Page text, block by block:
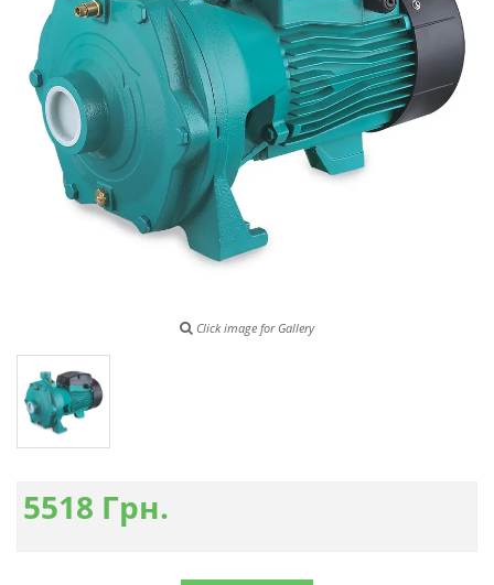
Click image for Gallery
5518 Грн.